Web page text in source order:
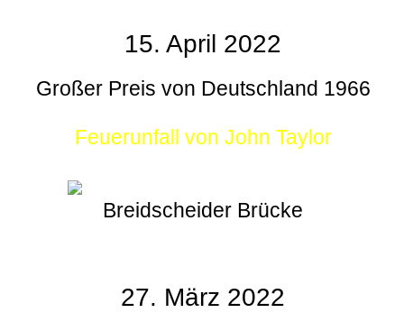
15. April 2022
Großer Preis von Deutschland 1966
Feuerunfall von John Taylor
Breidscheider Brücke
27. März 2022